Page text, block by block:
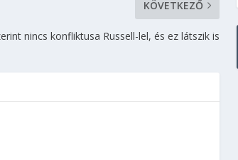
KÖVETKEZŐ
nincs konfliktusa Russell-lel, és ez látszik is